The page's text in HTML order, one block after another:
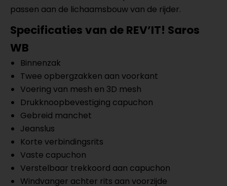
passen aan de lichaamsbouw van de rijder.
Specificaties van de REV’IT! Saros
WB
Binnenzak
Twee opbergzakken aan voorkant
Voering van mesh en 3D mesh
Drukknoopbevestiging capuchon
Gebreid manchet
Jeanslus
Korte verbindingsrits
Vaste capuchon
Verstelbaar trekkoord aan capuchon
Windvanger achter rits aan voorzijde